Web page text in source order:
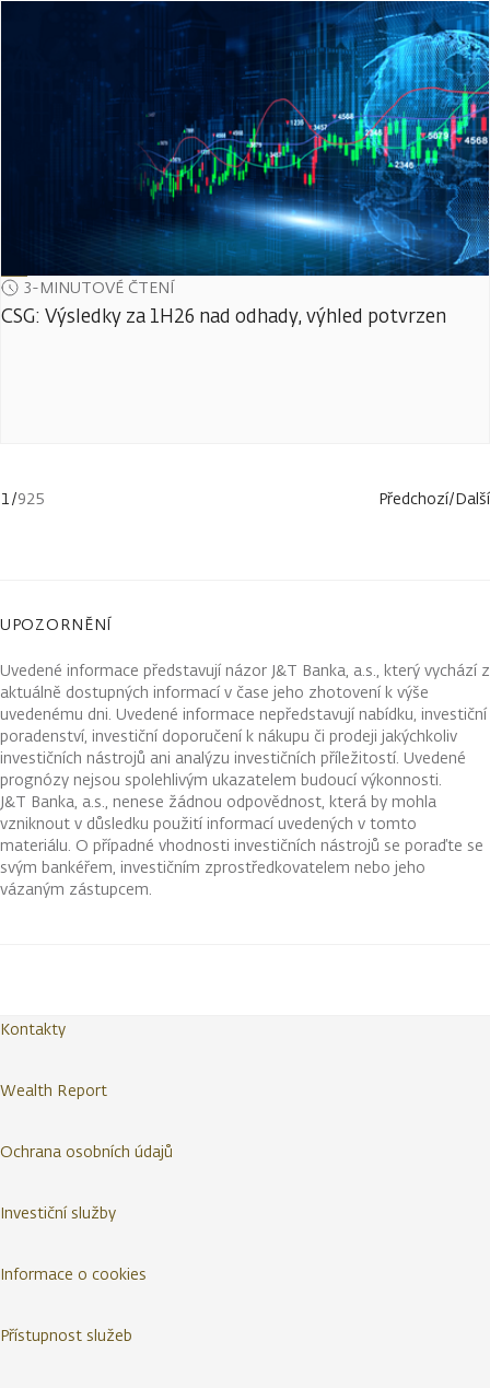
3-MINUTOVÉ ČTENÍ
CSG: Výsledky za 1H26 nad odhady, výhled potvrzen
1/925 Předchozí/Další
UPOZORNĚNÍ
Uvedené informace představují názor J&T Banka, a.s., který vychází z
aktuálně dostupných informací v čase jeho zhotovení k výše
uvedenému dni. Uvedené informace nepředstavují nabídku, investiční
poradenství, investiční doporučení k nákupu či prodeji jakýchkoliv
investičních nástrojů ani analýzu investičních příležitostí. Uvedené
prognózy nejsou spolehlivým ukazatelem budoucí výkonnosti.
J&T Banka, a.s., nenese žádnou odpovědnost, která by mohla
vzniknout v důsledku použití informací uvedených v tomto
materiálu. O případné vhodnosti investičních nástrojů se poraďte se
svým bankéřem, investičním zprostředkovatelem nebo jeho
vázaným zástupcem.
Kontakty
Wealth Report
Ochrana osobních údajů
Investiční služby
Informace o cookies
Přístupnost služeb